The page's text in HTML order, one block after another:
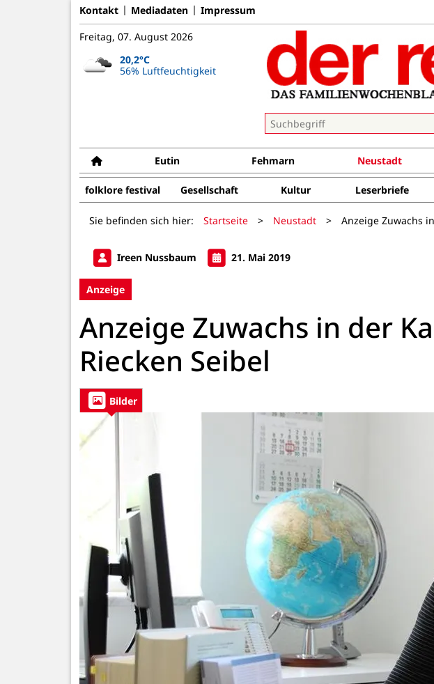
Kontakt Mediadaten Impressum
Freitag, 07. August 2026
20,2°C
56% Luftfeuchtigkeit
Eutin Fehmarn Neustadt
folklore festival Gesellschaft Kultur Leserbriefe
Sie befinden sich hier: Startseite > Neustadt > Anzeige Zuwachs
Ireen Nussbaum 21. Mai 2019
Anzeige
Anzeige Zuwachs in der
Riecken Seibel
Bilder